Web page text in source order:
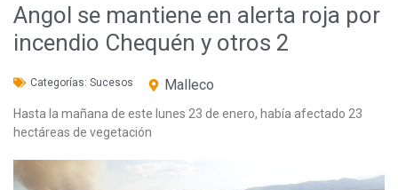
Angol se mantiene en alerta roja por
incendio Chequén y otros 2
Categorías: Sucesos Malleco
Hasta la mañana de este lunes 23 de enero, había afectado 23
hectáreas de vegetación